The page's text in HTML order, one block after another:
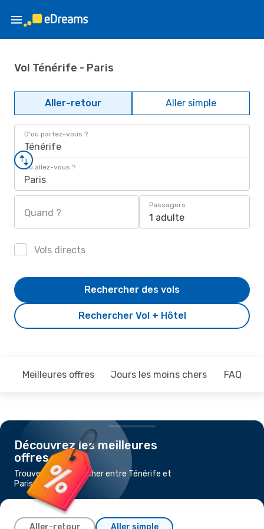
Vol Ténérife - Paris
Aller-retour Aller simple
D'où partez-vous ?
Ténérife
Où allez-vous ?
Paris
Quand ?
Passagers
1 adulte
Vols directs
Rechercher Vol + Hôtel
Rechercher des vols
Meilleures offres Jours les moins chers FAQ
Découvrez les meilleures
offres
Trouvez un vol pas cher entre Ténérife et
Paris
Aller-retour Aller simple